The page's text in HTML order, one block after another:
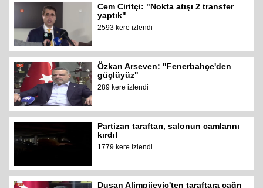
Cem Ciritçi: "Nokta atışı 2 transfer
yaptık"
2593 kere izlendi
Özkan Arseven: "Fenerbahçe'den
güçlüyüz"
289 kere izlendi
Partizan taraftarı, salonun camlarını
kırdı!
1779 kere izlendi
Dusan Alimpijevic'ten taraftara çağrı